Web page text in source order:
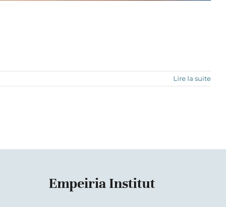
Lire la suite
Empeiria Institut